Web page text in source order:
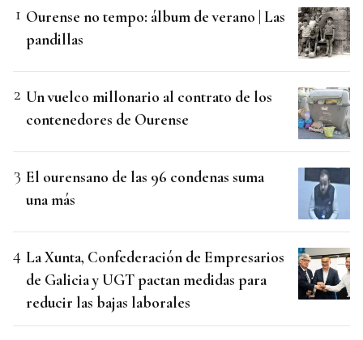
Ourense no tempo: álbum de verano | Las
pandillas
Un vuelco millonario al contrato de los
contenedores de Ourense
El ourensano de las 96 condenas suma
una más
La Xunta, Confederación de Empresarios
de Galicia y UGT pactan medidas para
reducir las bajas laborales